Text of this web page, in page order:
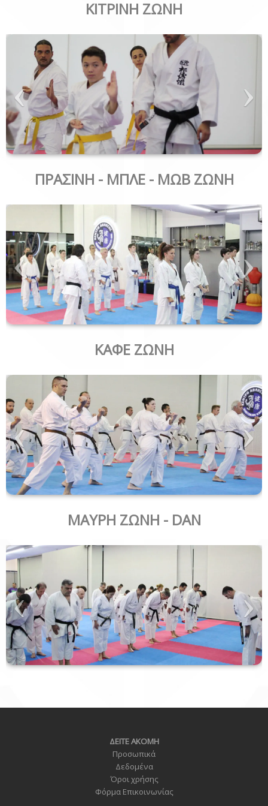
ΚΙΤΡΙΝΗ ΖΩΝΗ
ΠΡΑΣΙΝΗ - ΜΠΛΕ - ΜΩΒ ΖΩΝΗ
ΚΑΦΕ ΖΩΝΗ
ΜΑΥΡΗ ΖΩΝΗ - DAN
ΔΕΙΤΕ ΑΚΟΜΗ
Προσωπικά
Δεδομένα
Όροι χρήσης
Φόρμα Επικοινωνίας